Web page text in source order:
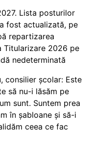
Lista posturilor
fost actualizată, pe
repartizarea
Titularizare 2026 pe
nedeterminată
consilier școlar: Este
să nu-i lăsăm pe
sunt. Suntem prea
în șabloane și să-i
ceea ce fac